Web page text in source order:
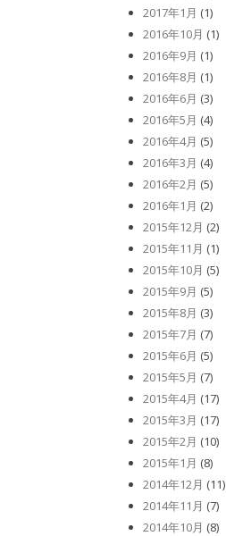
2017年1月 (1)
2016年10月 (1)
2016年9月 (1)
2016年8月 (1)
2016年6月 (3)
2016年5月 (4)
2016年4月 (5)
2016年3月 (4)
2016年2月 (5)
2016年1月 (2)
2015年12月 (2)
2015年11月 (1)
2015年10月 (5)
2015年9月 (5)
2015年8月 (3)
2015年7月 (7)
2015年6月 (5)
2015年5月 (7)
2015年4月 (17)
2015年3月 (17)
2015年2月 (10)
2015年1月 (8)
2014年12月 (11)
2014年11月 (7)
2014年10月 (8)